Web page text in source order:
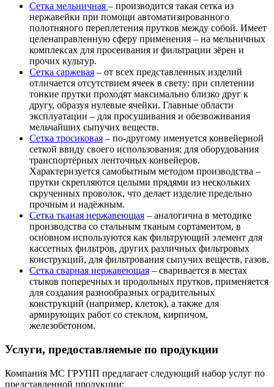
Сетка мельничная – производится такая сетка из
нержавейки при помощи автоматизированного
полотняного переплетения прутков между собой. Имеет
целенаправленную сферу применения – на мельничных
комплексах для просеивания и фильтрации зёрен и
прочих культур.
Сетка саржевая – от всех представленных изделий
отличается отсутствием ячеек в свету: при сплетении
тонкие прутки проходят максимально близко друг к
другу, образуя нулевые ячейки. Главные области
эксплуатации – для просушивания и обезвоживания
мельчайших сыпучих веществ.
Сетка тросиковая – по-другому именуется конвейерной
сеткой ввиду своего использования: для оборудования
транспортёрных ленточных конвейеров.
Характеризуется самобытным методом производства –
прутки скрепляются целыми прядями из нескольких
скрученных проволок, что делает изделие предельно
прочным и надёжным.
Сетка тканая нержавеющая – аналогична в методике
производства со стальным тканым сортаментом, в
основном используются как фильтрующий элемент для
кассетных фильтров, других различных фильтровых
конструкций, для фильтрования сыпучих веществ, газов.
Сетка сварная нержавеющая – сваривается в местах
стыков поперечных и продольных прутков, применяется
для создания разнообразных оградительных
конструкций (например, клеток), а также для
армирующих работ со стеклом, кирпичом,
железобетоном.
Услуги, предоставляемые по продукции
Компания МС ГРУПП предлагает следующий набор услуг по
представленной продукции: